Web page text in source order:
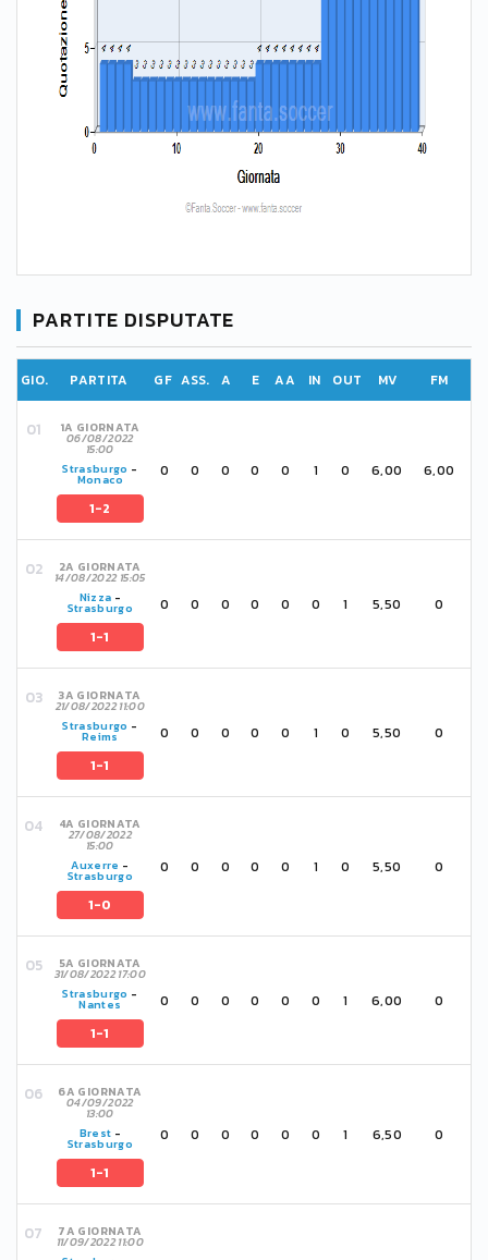
PARTITE DISPUTATE
GIO. PARTITA GF ASS. A E AA IN OUT MV FM
1A GIORNATA
06/08/2022
15:00
Strasburgo -
Monaco
1-2
0 0 0 0 0 1 0 6,00 6,00
2A GIORNATA
14/08/2022 15:05
Nizza -
Strasburgo
1-1
0 0 0 0 0 0 1 5,50 0
3A GIORNATA
21/08/2022 11:00
Strasburgo -
Reims
1-1
0 0 0 0 0 1 0 5,50 0
4A GIORNATA
27/08/2022
15:00
Auxerre -
Strasburgo
1-0
0 0 0 0 0 1 0 5,50 0
5A GIORNATA
31/08/2022 17:00
Strasburgo -
Nantes
1-1
0 0 0 0 0 0 1 6,00 0
6A GIORNATA
04/09/2022
13:00
Brest -
Strasburgo
1-1
0 0 0 0 0 0 1 6,50 0
7A GIORNATA
11/09/2022 11:00